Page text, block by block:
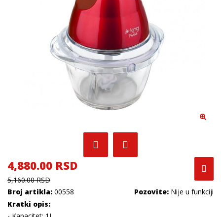
4,880.00 RSD
5,160.00 RSD
Broj artikla: 00558 Pozovite: Nije u funkciji
Kratki opis: